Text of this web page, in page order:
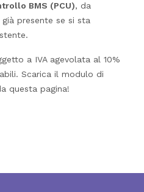
BMS (PCU), da
presente se si sta
a IVA agevolata al 10%
Scarica il modulo di
questa pagina!